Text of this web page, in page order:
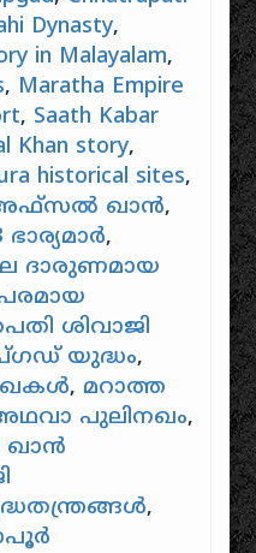
Dynasty,
in Malayalam,
, Maratha Empire
, Saath Kabar
Khan story,
historical sites,
ഖാൻ,
,
ദാരുണമായ
ശിവാജി
യുദ്ധം,
, മറാത്ത
പുലിനഖം,
ഖാൻ
,